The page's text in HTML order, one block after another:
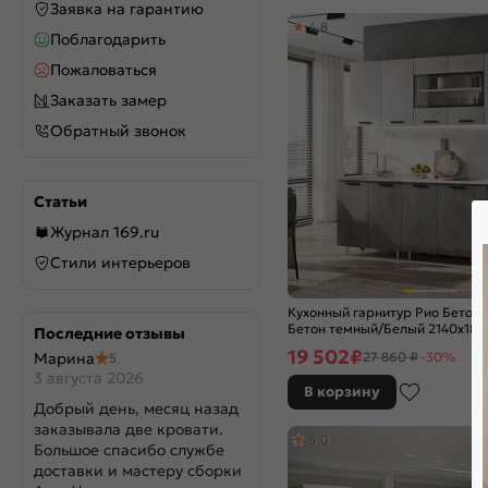
White In 2S
White Silk
White Silkwood
Агат
Амбер
Антрацит
Бежевый металлик
Белая текстурная
Белое дерево
Белый
Белый глянец
Белый глянцевый
Заявка на гарантию
Поблагодарить
Пожаловаться
Заказать замер
Обратный звонок
Статьи
Журнал 169.ru
Стили интерьеров
Последние отзывы
Марина
5
3 августа 2026
Добрый день, месяц назад
заказывала две кровати.
Большое спасибо службе
доставки и мастеру сборки
Кухонный гарнитур Рио Бетон
Бетон темный/Белый
4,8
19 502₽27 860 ₽ -30%
В корзину
5,0